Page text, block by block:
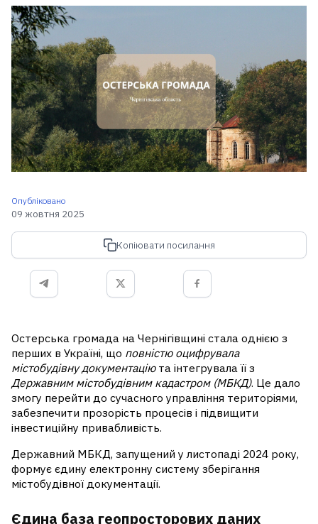
Опубліковано
09 жовтня 2025
Копіювати посилання
Остерська громада на Чернігівщині стала однією з
перших в Україні, що повністю оцифрувала
містобудівну документаціюта інтегрувала її з
Державним містобудівним кадастром (МБКД). Це дало
змогу перейти до сучасного управління територіями,
забезпечити прозорість процесів і підвищити
інвестиційну привабливість.
Державний МБКД, запущений у листопаді 2024 року,
формує єдину електронну систему зберігання
містобудівної документації.
Єдина база геопросторових даних